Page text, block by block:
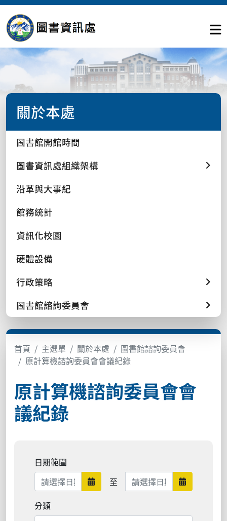
關於本處
圖書館開館時間
圖書資訊處組織架構
沿革與大事紀
館務統計
資訊化校園
硬體設備
行政策略
圖書館諮詢委員會
首頁 主選單 關於本處
圖書館諮詢委員會
原計算機諮詢委員會會議紀錄
原計算機諮詢委員會會
議紀錄
日期範圍
日期範圍開始
至 日期範圍結束 日期範圍
分類